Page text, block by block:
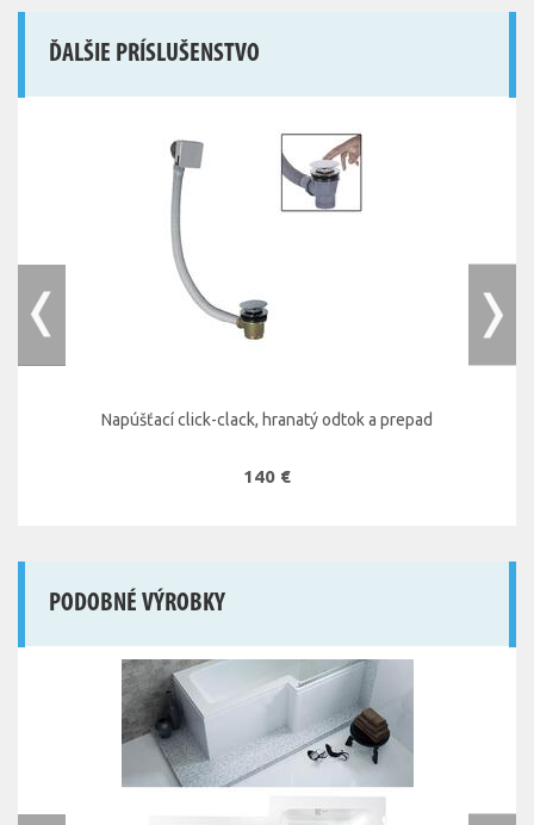
ĎALŠIE PRÍSLUŠENSTVO
Napúšťací click-clack, hranatý odtok a prepad
140 €
PODOBNÉ VÝROBKY